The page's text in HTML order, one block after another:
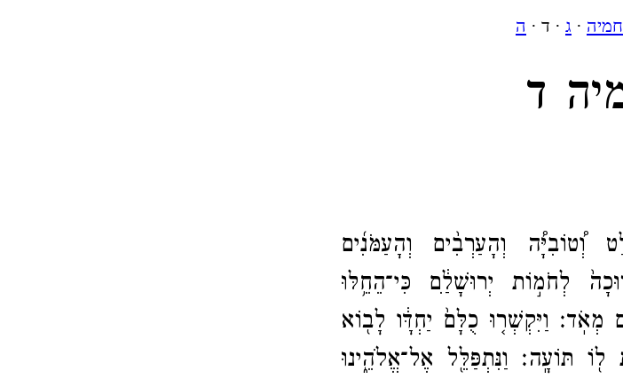
· ג · ד · ה
ד
וְהָעַרְבִ֨ים וְהָעַמֹּנִ֜ים
לְחֹמ֣וֹת יְרוּשָׁלַ֔‍ִם כִּי־​הֵחֵ֥לּוּ
מְאֹֽד׃ וַיִּקְשְׁר֤וּ כֻלָּם֙ יַחְדָּ֔ו לָב֖וֹא
ל֖וֹ תּוֹעָֽה׃ וַנִּתְפַּלֵּ֖ל אֶל־​אֱלֹהֵ֑ינוּ